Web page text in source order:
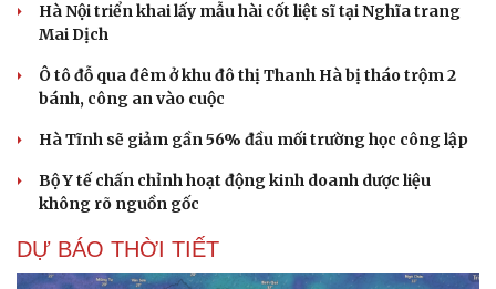
Hà Nội triển khai lấy mẫu hài cốt liệt sĩ tại Nghĩa trang
Mai Dịch
Ô tô đỗ qua đêm ở khu đô thị Thanh Hà bị tháo trộm 2
bánh, công an vào cuộc
Hà Tĩnh sẽ giảm gần 56% đầu mối trường học công lập
Bộ Y tế chấn chỉnh hoạt động kinh doanh dược liệu
không rõ nguồn gốc
DỰ BÁO THỜI TIẾT